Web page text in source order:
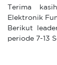
Terima
Elektronik
Berikut
periode 7-13